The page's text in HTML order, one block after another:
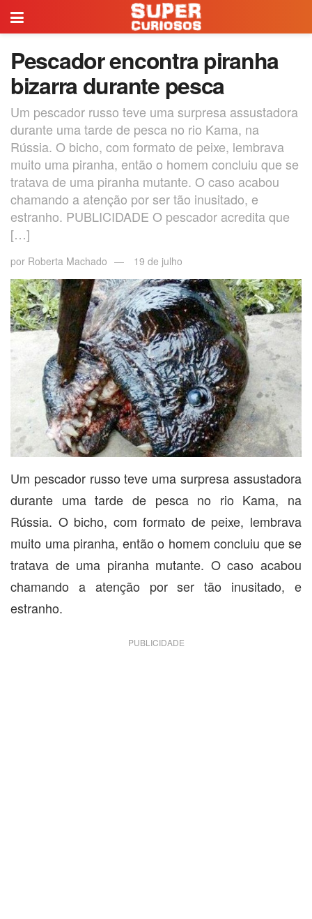
Pescador encontra piranha
bizarra durante pesca
Um pescador russo teve uma surpresa assustadora
durante uma tarde de pesca no rio Kama, na
Rússia. O bicho, com formato de peixe, lembrava
muito uma piranha, então o homem concluiu que se
tratava de uma piranha mutante. O caso acabou
chamando a atenção por ser tão inusitado, e
estranho. PUBLICIDADE O pescador acredita que
[…]
por Roberta Machado 19 de julho
Um pescador russo teve uma surpresa assustadora
durante uma tarde de pesca no rio Kama, na
Rússia. O bicho, com formato de peixe, lembrava
muito uma piranha, então o homem concluiu que se
tratava de uma piranha mutante. O caso acabou
chamando a atenção por ser tão inusitado, e
estranho.
PUBLICIDADE